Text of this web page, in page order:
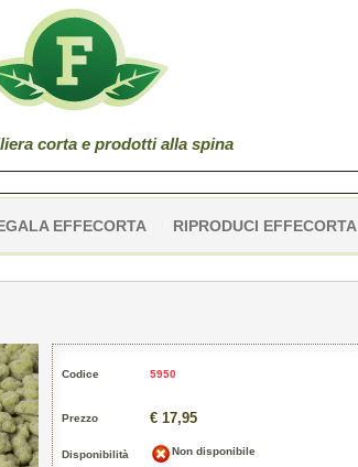
corta e prodotti alla spina
EFFECORTA RIPRODUCI EFFECORTA
Codice 5950
Prezzo € 17,95
Disponibilità Non disponibile